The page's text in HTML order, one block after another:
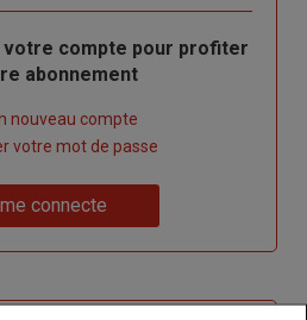
votre compte pour profiter
abonnement
nouveau compte
votre mot de passe
connecte